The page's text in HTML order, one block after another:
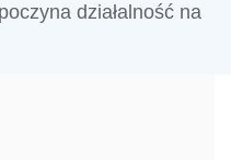
działalność na